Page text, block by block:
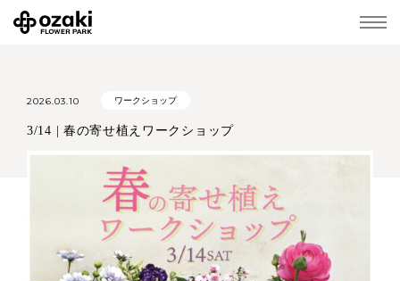
2026.03.10 ワークショップ
3/14 | 春の寄せ植えワークショップ